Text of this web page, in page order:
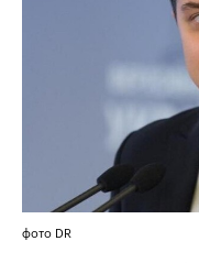
фото DR